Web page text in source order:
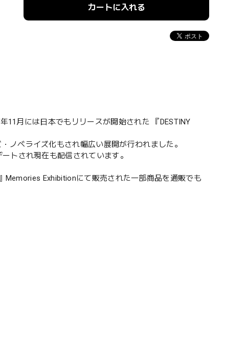
カートに入れる
11月には日本でもリリースが開始された 『DESTINY
ノベライズ化もされ幅広い展開が行われました。
トされ現在も配信されています。
Memories Exhibitionにて販売された一部商品を通販でも